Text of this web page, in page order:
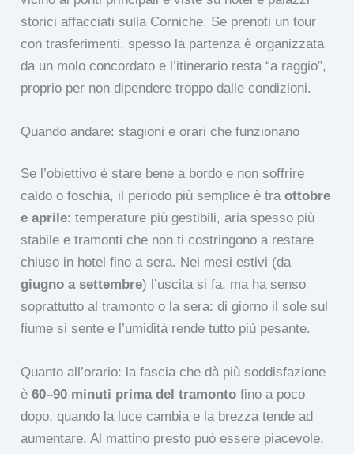
storici affacciati sulla Corniche. Se prenoti un tour
con trasferimenti, spesso la partenza è organizzata
da un molo concordato e l’itinerario resta “a raggio”,
proprio per non dipendere troppo dalle condizioni.
Quando andare: stagioni e orari che funzionano
Se l’obiettivo è stare bene a bordo e non soffrire
caldo o foschia, il periodo più semplice è traottobre
e aprile: temperature più gestibili, aria spesso più
stabile e tramonti che non ti costringono a restare
chiuso in hotel fino a sera. Nei mesi estivi (da
giugno a settembre) l’uscita si fa, ma ha senso
soprattutto al tramonto o la sera: di giorno il sole sul
fiume si sente e l’umidità rende tutto più pesante.
Quanto all’orario: la fascia che dà più soddisfazione
è60–90 minuti prima del tramonto fino a poco
dopo, quando la luce cambia e la brezza tende ad
aumentare. Al mattino presto può essere piacevole,